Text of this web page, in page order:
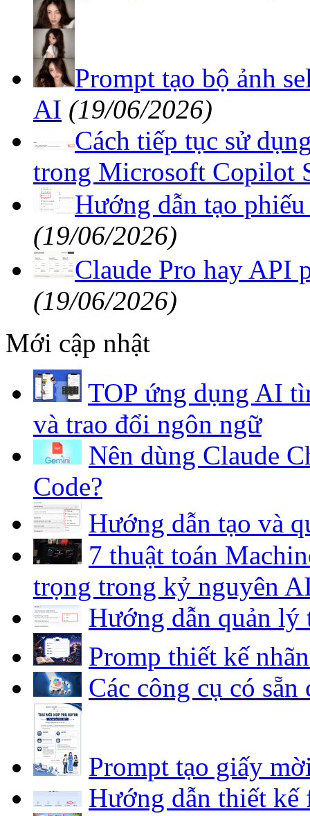
Prompt tạo bộ ảnh
AI (19/06/2026)
Cách tiếp tục sử
trong Microsoft Copilot
Hướng dẫn tạo
(19/06/2026)
Claude Pro hay API
(19/06/2026)
Mới cập nhật
TOP ứng dụng AI
và trao đổi ngôn ngữ
Nên dùng Claude
Code?
Hướng dẫn tạo và
7 thuật toán
trọng trong kỷ nguyên
Hướng dẫn quản lý
Promp thiết kế
Các công cụ có
Prompt tạo giấy
Hướng dẫn thiết